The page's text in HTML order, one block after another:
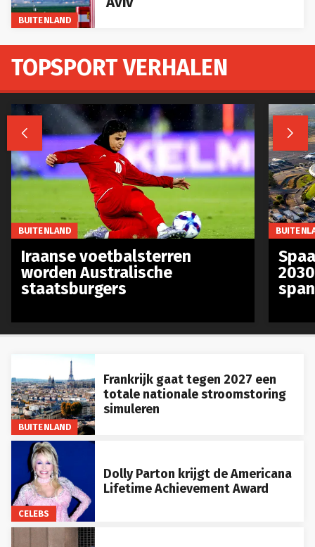
BUITENLAND
BUITENLAND
totale nationale stroomstoring
simuleren
CELEBS
Lifetime Achievement Award
TOPSPORT VERHALEN
BUITENLAND
Iraanse voetbalsterren
worden Australische
staatsburgers